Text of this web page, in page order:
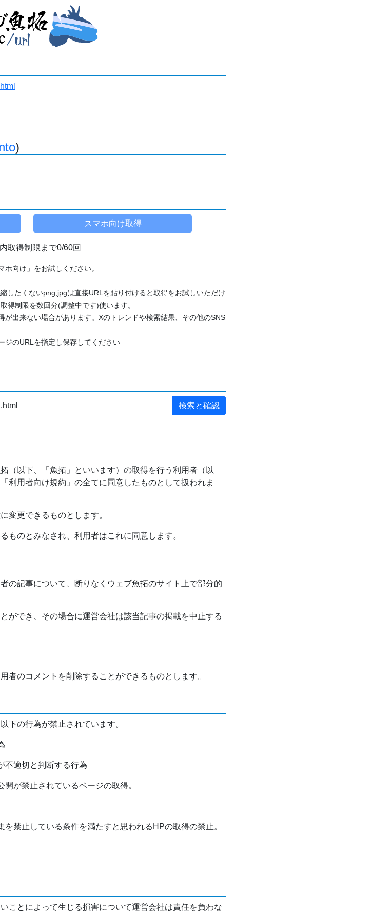
)
取得制限まで0/60回
向け」をお試しください。
したくないpng,jpgは直接URLを貼り付けると取得をお試しいただけ
得制限を数回分(調整中です)使います。
出来ない場合があります。Xのトレンドや検索結果、その他のSNS
ジのURLを指定し保存してください
（以下、「魚拓」といいます）の取得を行う利用者（以
利用者向け規約」の全てに同意したものとして扱われま
変更できるものとします。
ものとみなされ、利用者はこれに同意します。
の記事について、断りなくウェブ魚拓のサイト上で部分的
ができ、その場合に運営会社は該当記事の掲載を中止する
者のコメントを削除することができるものとします。
下の行為が禁止されています。
不適切と判断する行為
が禁止されているページの取得。
禁止している条件を満たすと思われるHPの取得の禁止。
ことによって生じる損害について運営会社は責任を負わな